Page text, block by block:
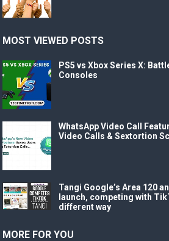
MOST VIEWED POSTS
PS5 vs Xbox Series X:
Consoles
WhatsApp Video Call
Video Calls & Sextortion
Tangi Google’s Area 120
launch, competing with
different way
MORE FOR YOU